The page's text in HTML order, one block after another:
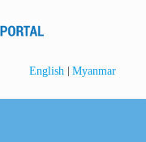
English | Myanmar